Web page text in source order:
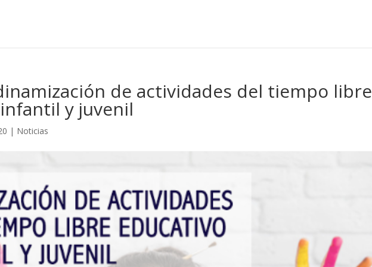
de actividades del tiempo libre
y juvenil
| Noticias